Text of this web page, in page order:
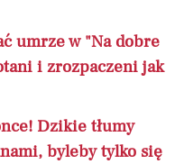
umrze w "Na dobre
i zrozpaczeni jak
Dzikie tłumy
byleby tylko się